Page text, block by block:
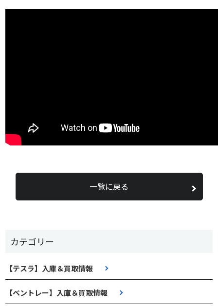
カテゴリー
【テスラ】入庫＆買取情報
【ベントレー】入庫＆買取情報
一覧に戻る